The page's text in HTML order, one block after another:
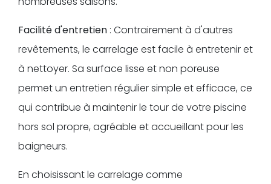
Facilité d'entretien : Contrairement à d'autres
revêtements, le carrelage est facile à entretenir et
à nettoyer. Sa surface lisse et non poreuse
permet un entretien régulier simple et efficace, ce
qui contribue à maintenir le tour de votre piscine
hors sol propre, agréable et accueillant pour les
baigneurs.
En choisissant le carrelage comme